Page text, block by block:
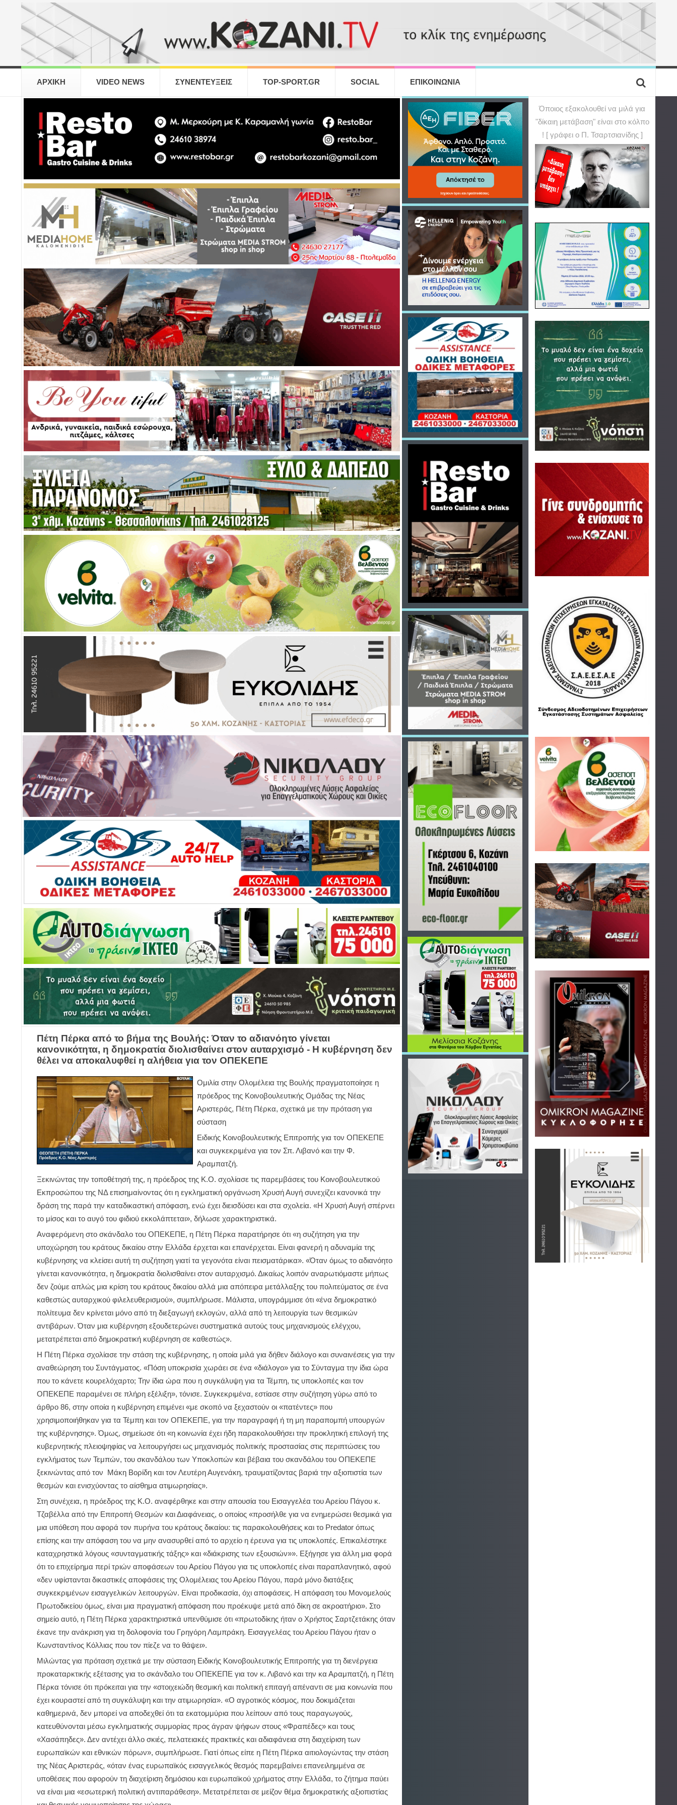
ΑΡΧΙΚΗ VIDEO NEWS ΣΥΝΕΝΤΕΥΞΕΙΣ TOP-SPORT.GR SOCIAL ΕΠΙΚΟΙΝΩΝΙΑ
Πέτη Πέρκα από το βήμα της Βουλής: Όταν το αδιανόητο γίνεται
κανονικότητα, η δημοκρατία διολισθαίνει στον αυταρχισμό - Η κυβέρνηση δεν
θέλει να αποκαλυφθεί η αλήθεια για τον ΟΠΕΚΕΠΕ
Ομιλία στην Ολομέλεια της Βουλής πραγματοποίησε η
πρόεδρος της Κοινοβουλευτικής Ομάδας της Νέας
Αριστεράς, Πέτη Πέρκα, σχετικά με την πρόταση για
σύσταση
Ειδικής Κοινοβουλευτικής Επιτροπής για τον ΟΠΕΚΕΠΕ
και συγκεκριμένα για τον Σπ. Λιβανό και την Φ.
Αραμπατζή.
Ξεκινώντας την τοποθέτησή της, η πρόεδρος της Κ.Ο. σχολίασε τις παρεμβάσεις του Κοινοβουλευτικού
Εκπροσώπου της ΝΔ επισημαίνοντας ότι η εγκληματική οργάνωση Χρυσή Αυγή συνεχίζει κανονικά την
δράση της παρά την καταδικαστική απόφαση, ενώ έχει διεισδύσει και στα σχολεία. «Η Χρυσή Αυγή σπέρνει
το μίσος και το αυγό του φιδιού εκκολάπτεται», δήλωσε χαρακτηριστικά.
Αναφερόμενη στο σκάνδαλο του ΟΠΕΚΕΠΕ, η Πέτη Πέρκα παρατήρησε ότι «η συζήτηση για την
υποχώρηση του κράτους δικαίου στην Ελλάδα έρχεται και επανέρχεται. Είναι φανερή η αδυναμία της
κυβέρνησης να κλείσει αυτή τη συζήτηση γιατί τα γεγονότα είναι πεισματάρικα». «Όταν όμως το αδιανόητο
γίνεται κανονικότητα, η δημοκρατία διολισθαίνει στον αυταρχισμό. Δικαίως λοιπόν αναρωτιόμαστε μήπως
δεν ζούμε απλώς μια κρίση του κράτους δικαίου αλλά μια απόπειρα μετάλλαξης του πολιτεύματος σε ένα
καθεστώς αυταρχικού φιλελευθερισμού», συμπλήρωσε. Μάλιστα, υπογράμμισε ότι «ένα δημοκρατικό
πολίτευμα δεν κρίνεται μόνο από τη διεξαγωγή εκλογών, αλλά από τη λειτουργία των θεσμικών
αντιβάρων. Όταν μια κυβέρνηση εξουδετερώνει συστηματικά αυτούς τους μηχανισμούς ελέγχου,
μετατρέπεται από δημοκρατική κυβέρνηση σε καθεστώς».
Η Πέτη Πέρκα σχολίασε την στάση της κυβέρνησης, η οποία μιλά για δήθεν διάλογο και συναινέσεις για την
αναθεώρηση του Συντάγματος. «Πόση υποκρισία χωράει σε ένα «διάλογο» για το Σύνταγμα την ίδια ώρα
που το κάνετε κουρελόχαρτο; Την ίδια ώρα που η συγκάλυψη για τα Τέμπη, τις υποκλοπές και τον
ΟΠΕΚΕΠΕ παραμένει σε πλήρη εξέλιξη», τόνισε. Συγκεκριμένα, εστίασε στην συζήτηση γύρω από το
άρθρο 86, στην οποία η κυβέρνηση επιμένει «με σκοπό να ξεχαστούν οι «πατέντες» που
χρησιμοποιήθηκαν για τα Τέμπη και τον ΟΠΕΚΕΠΕ, για την παραγραφή ή τη μη παραπομπή υπουργών
της κυβέρνησης». Όμως, σημείωσε ότι «η κοινωνία έχει ήδη παρακολουθήσει την προκλητική επιλογή της
κυβερνητικής πλειοψηφίας να λειτουργήσει ως μηχανισμός πολιτικής προστασίας στις περιπτώσεις του
εγκλήματος των Τεμπών, του σκανδάλου των Υποκλοπών και βέβαια του σκανδάλου του ΟΠΕΚΕΠΕ
ξεκινώντας από τον Μάκη Βορίδη και τον Λευτέρη Αυγενάκη, τραυματίζοντας βαριά την αξιοπιστία των
θεσμών και ενισχύοντας το αίσθημα ατιμωρησίας».
Στη συνέχεια, η πρόεδρος της Κ.Ο. αναφέρθηκε και στην απουσία του Εισαγγελέα του Αρείου Πάγου κ.
Τζαβέλλα από την Επιτροπή Θεσμών και Διαφάνειας, ο οποίος «προσήλθε για να ενημερώσει θεσμικά για
μια υπόθεση που αφορά τον πυρήνα του κράτους δικαίου: τις παρακολουθήσεις και το Predator όπως
επίσης και την απόφαση του να μην ανασυρθεί από το αρχείο η έρευνα για τις υποκλοπές. Επικαλέστηκε
καταχρηστικά λόγους «συνταγματικής τάξης» και «διάκρισης των εξουσιών»». Εξήγησε για άλλη μια φορά
ότι το επιχείρημα περί τριών αποφάσεων του Αρείου Πάγου για τις υποκλοπές είναι παραπλανητικό, αφού
«δεν υφίστανται δικαστικές αποφάσεις της Ολομέλειας του Αρείου Πάγου, παρά μόνο διατάξεις
συγκεκριμένων εισαγγελικών λειτουργών. Είναι προδικασία, όχι αποφάσεις. Η απόφαση του Μονομελούς
Πρωτοδικείου όμως, είναι μια πραγματική απόφαση που προέκυψε μετά από δίκη σε ακροατήριο». Στο
σημείο αυτό, η Πέτη Πέρκα χαρακτηριστικά υπενθύμισε ότι «πρωτοδίκης ήταν ο Χρήστος Σαρτζετάκης όταν
έκανε την ανάκριση για τη δολοφονία του Γρηγόρη Λαμπράκη. Εισαγγελέας του Αρείου Πάγου ήταν ο
Κωνσταντίνος Κόλλιας που τον πίεζε να το θάψει».
Μιλώντας για πρόταση σχετικά με την σύσταση Ειδικής Κοινοβουλευτικής Επιτροπής για τη διενέργεια
προκαταρκτικής εξέτασης για το σκάνδαλο του ΟΠΕΚΕΠΕ για τον κ. Λιβανό και την κα Αραμπατζή, η Πέτη
Πέρκα τόνισε ότι πρόκειται για την «στοιχειώδη θεσμική και πολιτική επιταγή απέναντι σε μια κοινωνία που
έχει κουραστεί από τη συγκάλυψη και την ατιμωρησία». «Ο αγροτικός κόσμος, που δοκιμάζεται
καθημερινά, δεν μπορεί να αποδεχθεί ότι τα εκατομμύρια που λείπουν από τους παραγωγούς,
κατευθύνονται μέσω εγκληματικής συμμορίας προς άγραν ψήφων στους «Φραπέδες» και τους
«Χασάπηδες». Δεν αντέχει άλλο σκιές, πελατειακές πρακτικές και αδιαφάνεια στη διαχείριση των
ευρωπαϊκών και εθνικών πόρων», συμπλήρωσε. Γιατί όπως είπε η Πέτη Πέρκα αιτιολογώντας την στάση
της Νέας Αριστεράς, «όταν ένας ευρωπαϊκός εισαγγελικός θεσμός παρεμβαίνει επανειλημμένα σε
υποθέσεις που αφορούν τη διαχείριση δημόσιου και ευρωπαϊκού χρήματος στην Ελλάδα, το ζήτημα παύει
να είναι μια «εσωτερική πολιτική αντιπαράθεση». Μετατρέπεται σε μείζον θέμα δημοκρατικής αξιοπιστίας
Όποιος εξακολουθεί να μιλά για
"δίκαιη μετάβαση" είναι στο κόλπο
! [ γράφει ο Π. Τσαρτσιανίδης ]